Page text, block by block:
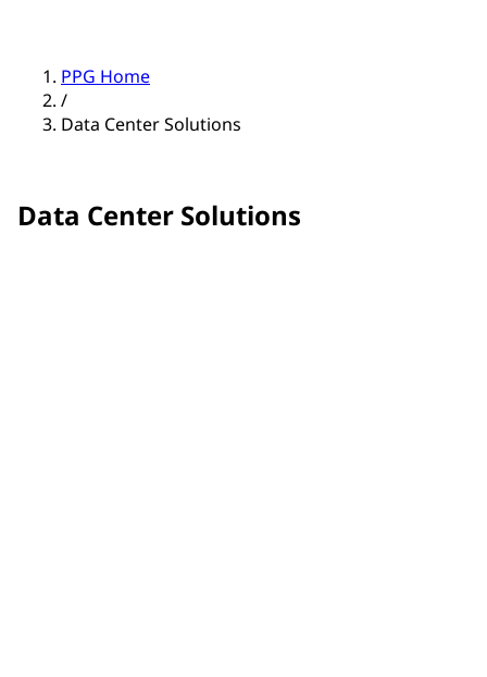
PPG Home
/
Data Center Solutions
Data Center Solutions